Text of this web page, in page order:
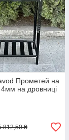
Прометей на
на дровниці
812,50 ₴